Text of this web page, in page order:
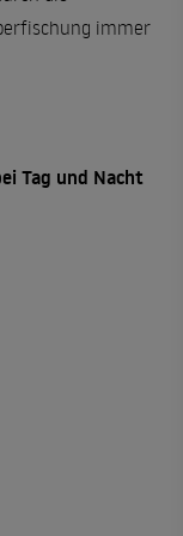
immer
Tag und Nacht